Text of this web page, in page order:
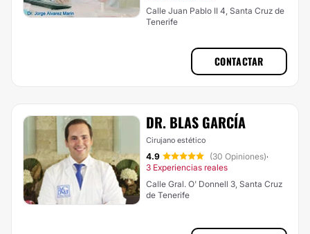
Calle Juan Pablo II 4, Santa Cruz de
Tenerife
CONTACTAR
DR. BLAS GARCÍA
Cirujano estético
4.9 (30 Opiniones)·
3 Experiencias reales
Calle Gral. O' Donnell 3, Santa Cruz
de Tenerife